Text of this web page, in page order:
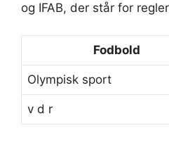
og IFAB, der står for
Fodbold
Olympisk sport
v d r